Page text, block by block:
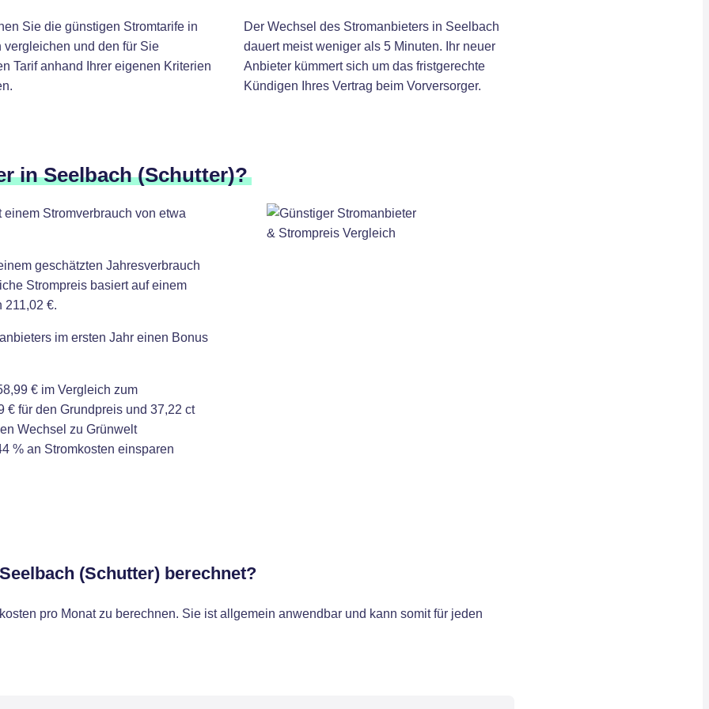
Sie die günstigen Stromtarife in
vergleichen und den für Sie
Tarif anhand Ihrer eigenen Kriterien
Der Wechsel des Stromanbieters in Seelbach
dauert meist weniger als 5 Minuten. Ihr neuer
Anbieter kümmert sich um das fristgerechte
Kündigen Ihres Vertrag beim Vorversorger.
in Seelbach (Schutter)?
Stromverbrauch von etwa
geschätzten Jahresverbrauch
Strompreis basiert auf einem
211,02 €.
im ersten Jahr einen Bonus
€ im Vergleich zum
€ für den Grundpreis und 37,22 ct
Wechsel zu Grünwelt
% an Stromkosten einsparen
(Schutter) berechnet?
pro Monat zu berechnen. Sie ist allgemein anwendbar und kann somit für jeden